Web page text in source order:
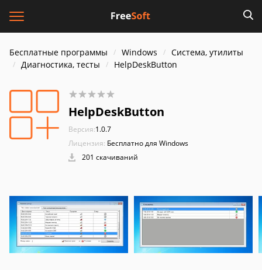
Бесплатные программы Windows
Система, утилиты
Диагностика, тесты
HelpDeskButton
HelpDeskButton
Версия:1.0.7
Лицензия: Бесплатно для Windows
201 скачиваний